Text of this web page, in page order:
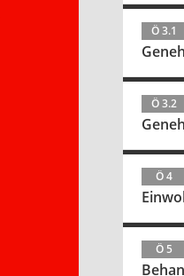
Ö 3.1
Ö 3.2
Ö 4
Ö 5